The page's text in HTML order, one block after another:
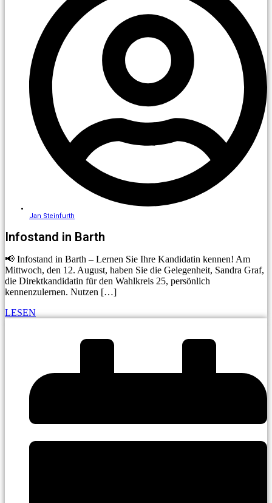
Jan Steinfurth
Infostand in Barth
📢 Infostand in Barth – Lernen Sie Ihre Kandidatin kennen! Am
Mittwoch, den 12. August, haben Sie die Gelegenheit, Sandra Graf,
die Direktkandidatin für den Wahlkreis 25, persönlich
kennenzulernen. Nutzen […]
LESEN